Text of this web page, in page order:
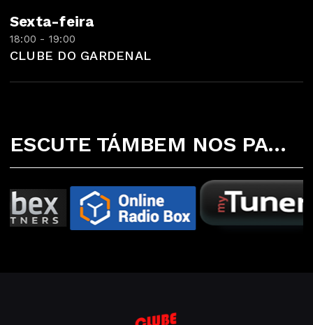
Sexta-feira
18:00 - 19:00
CLUBE DO GARDENAL
ESCUTE TÁMBEM NOS PARCEIROS ABAIXO